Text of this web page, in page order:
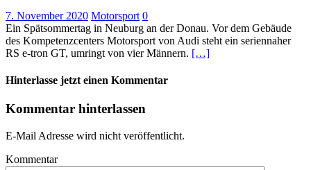
7. November 2020 Motorsport 0
Ein Spätsommertag in Neuburg an der Donau. Vor dem Gebäude
des Kompetenzcenters Motorsport von Audi steht ein seriennaher
RS e-tron GT, umringt von vier Männern. […]
Hinterlasse jetzt einen Kommentar
Kommentar hinterlassen
E-Mail Adresse wird nicht veröffentlicht.
Kommentar